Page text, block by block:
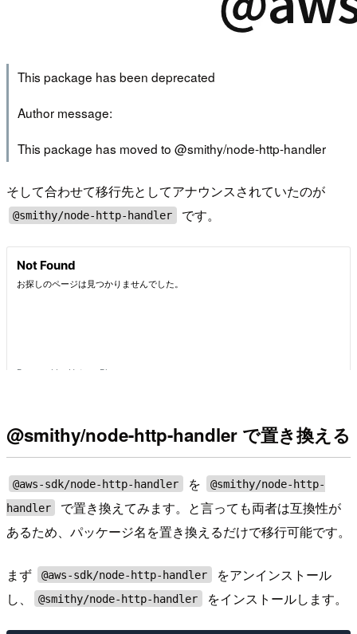
This package has been deprecated
Author message:
This package has moved to @smithy/node-http-handler
そして合わせて移行先としてアナウンスされていたのが
@smithy/node-http-handler です。
@smithy/node-http-handler で置き換える
@aws-sdk/node-http-handler を
@smithy/node-http-
handler
で置き換えてみます。と言っても両者は互換性が
あるため、パッケージ名を置き換えるだけで移行可能です。
まず @aws-sdk/node-http-handler
をアンインストール
し、
@smithy/node-http-handler をインストールします。